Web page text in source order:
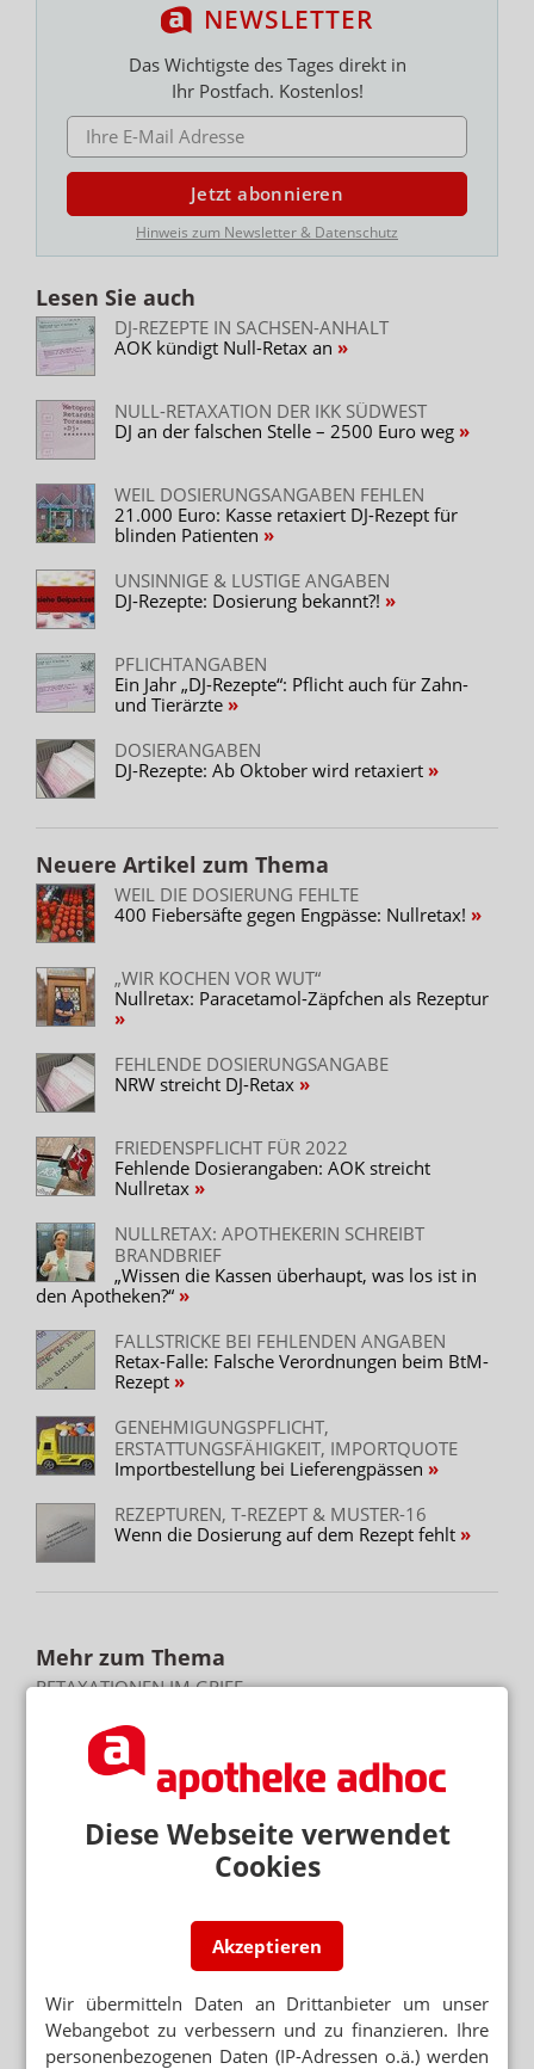
Diese Webseite verwendet
Cookies
Akzeptieren
Wir übermitteln Daten an Drittanbieter um unser
Webangebot zu verbessern und zu finanzieren. Ihre
personenbezogenen Daten (IP-Adressen o.ä.) werden
NEWSLETTER
Das Wichtigste des Tages direkt in
Ihr Postfach. Kostenlos!
E-MAIL ADRESSE
Jetzt abonnieren
Hinweis zum Newsletter & Datenschutz
Lesen Sie auch
DJ-REZEPTE IN SACHSEN-ANHALT
AOK kündigt Null-Retax an
NULL-RETAXATION DER IKK SÜDWEST
DJ an der falschen Stelle – 2500 Euro weg
WEIL DOSIERUNGSANGABEN FEHLEN
21.000 Euro: Kasse retaxiert DJ-Rezept für
blinden Patienten
UNSINNIGE & LUSTIGE ANGABEN
DJ-Rezepte: Dosierung bekannt?!
PFLICHTANGABEN
Ein Jahr „DJ-Rezepte“: Pflicht auch für Zahn-
und Tierärzte
DOSIERANGABEN
DJ-Rezepte: Ab Oktober wird retaxiert
Neuere Artikel zum Thema
WEIL DIE DOSIERUNG FEHLTE
400 Fiebersäfte gegen Engpässe: Nullretax!
„WIR KOCHEN VOR WUT“
Nullretax: Paracetamol-Zäpfchen als Rezeptur
FEHLENDE DOSIERUNGSANGABE
NRW streicht DJ-Retax
FRIEDENSPFLICHT FÜR 2022
Fehlende Dosierangaben: AOK streicht
Nullretax
NULLRETAX: APOTHEKERIN SCHREIBT
BRANDBRIEF
„Wissen die Kassen überhaupt, was los ist in
den Apotheken?“
FALLSTRICKE BEI FEHLENDEN ANGABEN
Retax-Falle: Falsche Verordnungen beim BtM-
Rezept
GENEHMIGUNGSPFLICHT,
ERSTATTUNGSFÄHIGKEIT, IMPORTQUOTE
Importbestellung bei Lieferengpässen
REZEPTUREN, T-REZEPT & MUSTER-16
Wenn die Dosierung auf dem Rezept fehlt
Mehr zum Thema
RETAXATIONEN IM GRIFF
VENTAVIS/ADEMPAS/APO-GO
Patientenprogramme: Hintermann reich, Apotheker
REZEPTKONTROLLE VOR ABGABE
Echtzeitprüfung: GfS gibt Retax-Garantie
Mehr aus Ressort
Urteil verbietet Rezepturen im Sprechstundenbedarf
„AUTOMATISIERTE AUSGABESTATIONEN“